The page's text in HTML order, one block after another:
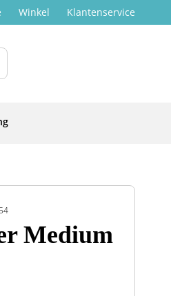
Winkel Klantenservice
Medium